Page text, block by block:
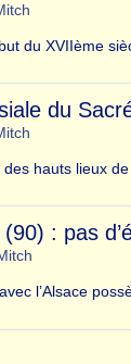
du XVIIème
du
des hauts lieux
: pas
l’Alsace